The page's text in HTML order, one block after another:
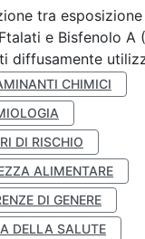
tra
e Bisfenolo A
diffusamente
CHIMICI
DI RISCHIO
ALIMENTARE
DI GENERE
DELLA SALUTE